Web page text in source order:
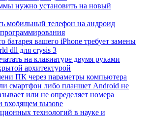
нужно установить на новый
мобильный телефон на андроид
батарея вашего iPhone требует замены
dll для crysis 3
на клавиатуре двумя руками
архитектурой
ПК через параметры компьютера
смартфон либо планшет Android не
или не определяет номера
входящем вызове
технологий в науке и